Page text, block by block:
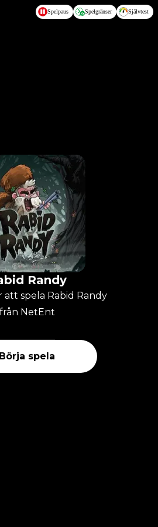
Spelpaus Spelgränser Självtest
Randy
att spela Rabid Randy
från NetEnt
Börja spela